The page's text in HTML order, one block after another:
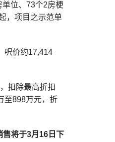
位、73个2房梗
，项目之示范单
呎价约17,414
扣除最高折扣
至898万元，折
售将于3月16日下